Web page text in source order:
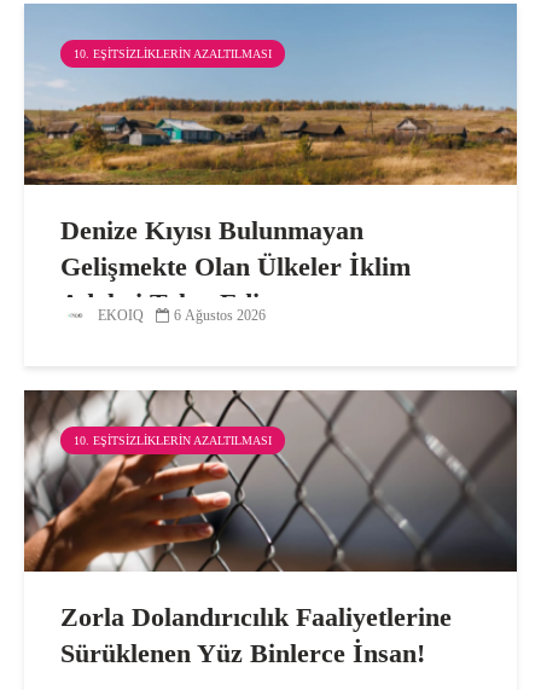
10. EŞITSIZLIKLERIN AZALTILMASI
Denize Kıyısı Bulunmayan
Gelişmekte Olan Ülkeler İklim
Adaleti Talep Ediyor
EKOIQ 6 Ağustos 2026
10. EŞITSIZLIKLERIN AZALTILMASI
Zorla Dolandırıcılık Faaliyetlerine
Sürüklenen Yüz Binlerce İnsan!